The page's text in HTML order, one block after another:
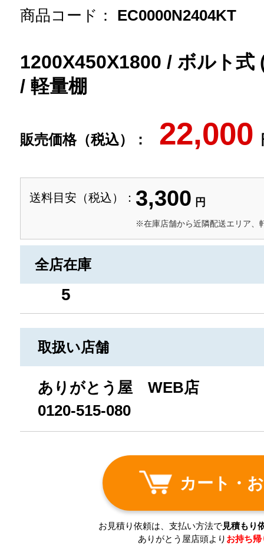
商品コード： EC0000N2404KT
1200X450X1800 / ボルト式
/ 軽量棚
販売価格（税込）： 22,000
送料目安（税込）： 3,300 円
※在庫店舗から近隣配送エリア、
全店在庫
5
取扱い店舗
ありがとう屋 WEB店
0120-515-080
カート・
お見積り依頼は、支払い方法で見積もり
ありがとう屋店頭より お持ち帰